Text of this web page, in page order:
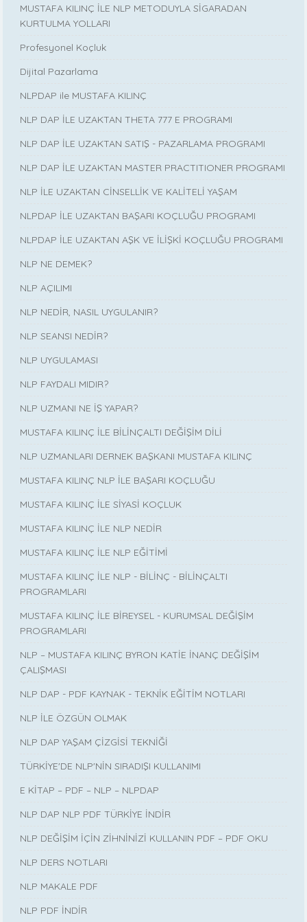
MUSTAFA KILINÇ İLE NLP METODUYLA SİGARADAN
KURTULMA YOLLARI
Profesyonel Koçluk
Dijital Pazarlama
NLPDAP ile MUSTAFA KILINÇ
NLP DAP İLE UZAKTAN THETA 777 E PROGRAMI
NLP DAP İLE UZAKTAN SATIŞ - PAZARLAMA PROGRAMI
NLP DAP İLE UZAKTAN MASTER PRACTITIONER PROGRAMI
NLP İLE UZAKTAN CİNSELLİK VE KALİTELİ YAŞAM
NLPDAP İLE UZAKTAN BAŞARI KOÇLUĞU PROGRAMI
NLPDAP İLE UZAKTAN AŞK VE İLİŞKİ KOÇLUĞU PROGRAMI
NLP NE DEMEK?
NLP AÇILIMI
NLP NEDİR, NASIL UYGULANIR?
NLP SEANSI NEDİR?
NLP UYGULAMASI
NLP FAYDALI MIDIR?
NLP UZMANI NE İŞ YAPAR?
MUSTAFA KILINÇ İLE BİLİNÇALTI DEĞİŞİM DİLİ
NLP UZMANLARI DERNEK BAŞKANI MUSTAFA KILINÇ
MUSTAFA KILINÇ NLP İLE BAŞARI KOÇLUĞU
MUSTAFA KILINÇ İLE SİYASİ KOÇLUK
MUSTAFA KILINÇ İLE NLP NEDİR
MUSTAFA KILINÇ İLE NLP EĞİTİMİ
MUSTAFA KILINÇ İLE NLP - BİLİNÇ - BİLİNÇALTI
PROGRAMLARI
MUSTAFA KILINÇ İLE BİREYSEL - KURUMSAL DEĞİŞİM
PROGRAMLARI
NLP – MUSTAFA KILINÇ BYRON KATİE İNANÇ DEĞİŞİM
ÇALIŞMASI
NLP DAP - PDF KAYNAK - TEKNİK EĞİTİM NOTLARI
NLP İLE ÖZGÜN OLMAK
NLP DAP YAŞAM ÇİZGİSİ TEKNİĞİ
TÜRKİYE'DE NLP'NİN SIRADIŞI KULLANIMI
E KİTAP – PDF – NLP – NLPDAP
NLP DAP NLP PDF TÜRKİYE İNDİR
NLP DEĞİŞİM İÇİN ZİHNİNİZİ KULLANIN PDF – PDF OKU
NLP DERS NOTLARI
NLP MAKALE PDF
NLP PDF İNDİR